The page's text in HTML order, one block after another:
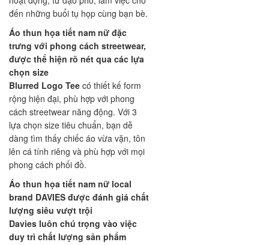
đến những buổi tụ họp cùng bạn bè.
Áo thun họa tiết nam nữ đặc
trưng với phong cách streetwear,
được thể hiện rõ nét qua các lựa
chọn size
Blurred Logo Tee có thiết kế form
rộng hiện đại, phù hợp với phong
cách streetwear năng động. Với 3
lựa chọn size tiêu chuẩn, bạn dễ
dàng tìm thấy chiếc áo vừa vặn, tôn
lên cá tính riêng và phù hợp với mọi
phong cách phối đồ.
Áo thun họa tiết nam nữ local
brand DAVIES được đánh giá chất
lượng siêu vượt trội
Davies luôn chú trọng vào việc
duy trì chất lượng sản phẩm